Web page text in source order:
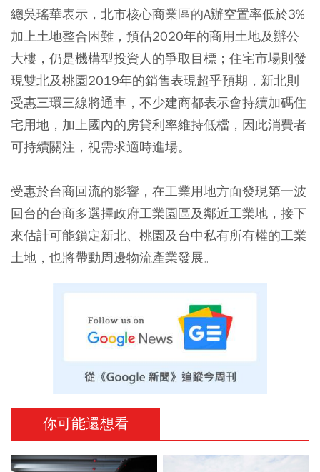
總吳瑤華表示，北市核心商業區的A辦空置率低於3%
加上土地整合困難，預估2020年的商用土地及辦公
大樓，仍是機構型投資人的爭取目標；住宅市場則發
現雙北及桃園2019年的銷售表現超乎預期，新北則
受惠三環三線將通車，不少建商都表示會持續加碼住
宅用地，加上國內的房貸利率維持低檔，因此消費者
可持續關注，視需求適時進場。
受惠於台商回流的影響，在工業用地方面發現第一波
回台的台商多選擇政府工業園區及鄰近工業地，接下
來估計可能鎖定新北、桃園及台中私有所有權的工業
土地，也將帶動周邊物流產業發展。
你可能還想看